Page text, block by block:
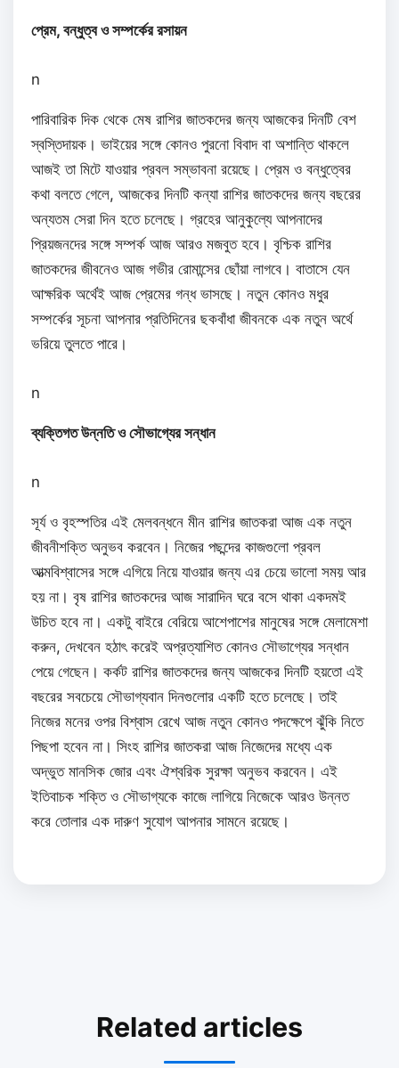
প্রেম, বন্ধুত্ব ও সম্পর্কের রসায়ন
n
পারিবারিক দিক থেকে মেষ রাশির জাতকদের জন্য আজকের দিনটি বেশ
স্বস্তিদায়ক। ভাইয়ের সঙ্গে কোনও পুরনো বিবাদ বা অশান্তি থাকলে
আজই তা মিটে যাওয়ার প্রবল সম্ভাবনা রয়েছে। প্রেম ও বন্ধুত্বের
কথা বলতে গেলে, আজকের দিনটি কন্যা রাশির জাতকদের জন্য বছরের
অন্যতম সেরা দিন হতে চলেছে। গ্রহের আনুকুল্যে আপনাদের
প্রিয়জনদের সঙ্গে সম্পর্ক আজ আরও মজবুত হবে। বৃশ্চিক রাশির
জাতকদের জীবনেও আজ গভীর রোমান্সের ছোঁয়া লাগবে। বাতাসে যেন
আক্ষরিক অর্থেই আজ প্রেমের গন্ধ ভাসছে। নতুন কোনও মধুর
সম্পর্কের সূচনা আপনার প্রতিদিনের ছকবাঁধা জীবনকে এক নতুন অর্থে
ভরিয়ে তুলতে পারে।
n
ব্যক্তিগত উন্নতি ও সৌভাগ্যের সন্ধান
n
সূর্য ও বৃহস্পতির এই মেলবন্ধনে মীন রাশির জাতকরা আজ এক নতুন
জীবনীশক্তি অনুভব করবেন। নিজের পছন্দের কাজগুলো প্রবল
আত্মবিশ্বাসের সঙ্গে এগিয়ে নিয়ে যাওয়ার জন্য এর চেয়ে ভালো সময় আর
হয় না। বৃষ রাশির জাতকদের আজ সারাদিন ঘরে বসে থাকা একদমই
উচিত হবে না। একটু বাইরে বেরিয়ে আশেপাশের মানুষের সঙ্গে মেলামেশা
করুন, দেখবেন হঠাৎ করেই অপ্রত্যাশিত কোনও সৌভাগ্যের সন্ধান
পেয়ে গেছেন। কর্কট রাশির জাতকদের জন্য আজকের দিনটি হয়তো এই
বছরের সবচেয়ে সৌভাগ্যবান দিনগুলোর একটি হতে চলেছে। তাই
নিজের মনের ওপর বিশ্বাস রেখে আজ নতুন কোনও পদক্ষেপে ঝুঁকি নিতে
পিছপা হবেন না। সিংহ রাশির জাতকরা আজ নিজেদের মধ্যে এক
অদ্ভুত মানসিক জোর এবং ঐশ্বরিক সুরক্ষা অনুভব করবেন। এই
ইতিবাচক শক্তি ও সৌভাগ্যকে কাজে লাগিয়ে নিজেকে আরও উন্নত
করে তোলার এক দারুণ সুযোগ আপনার সামনে রয়েছে।
Related articles